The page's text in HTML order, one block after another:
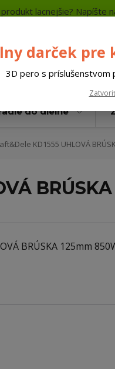
lacnejšie? Napíšte
do dielne
KD1555 UHLOVÁ
darček pre
3D pero s príslušenstvom
Zatvoriť